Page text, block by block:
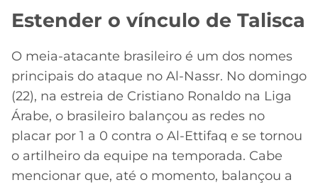
2026
GRÊMIO
ATLÉTICO
MG
CRUZEIRO
LALIGA
Estender o vínculo de Talisca
O meia-atacante brasileiro é um dos nomes
principais do ataque no Al-Nassr. No domingo
(22), na estreia de Cristiano Ronaldo na Liga
Árabe, o brasileiro balançou as redes no
placar por 1 a 0 contra o Al-Ettifaq e se tornou
o artilheiro da equipe na temporada. Cabe
mencionar que, até o momento, balançou a